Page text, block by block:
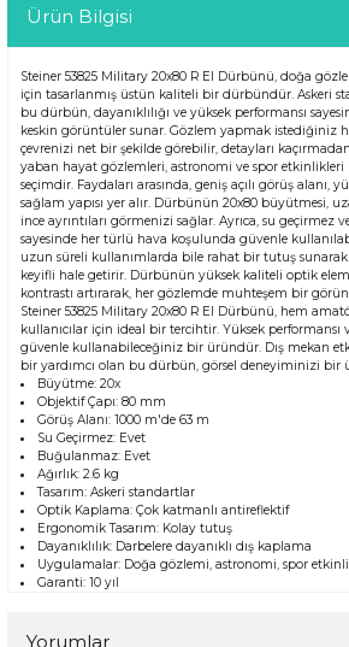
Ürün Bilgisi
Steiner 53825 Military 20x80 R El Dürbünü, doğa
için tasarlanmış üstün kaliteli bir dürbündür. Askeri
bu dürbün, dayanıklılığı ve yüksek performansı
keskin görüntüler sunar. Gözlem yapmak istediğiniz
çevrenizi net bir şekilde görebilir, detayları
yaban hayat gözlemleri, astronomi ve spor
seçimdir. Faydaları arasında, geniş açılı görüş alanı,
sağlam yapısı yer alır. Dürbünün 20x80 büyütmesi,
ince ayrıntıları görmenizi sağlar. Ayrıca, su
sayesinde her türlü hava koşulunda güvenle
uzun süreli kullanımlarda bile rahat bir tutuş
keyifli hale getirir. Dürbünün yüksek kaliteli optik
kontrastı artırarak, her gözlemde muhteşem bir
Steiner 53825 Military 20x80 R El Dürbünü, hem
kullanıcılar için ideal bir tercihtir. Yüksek performansı
güvenle kullanabileceğiniz bir üründür. Dış mekan
bir yardımcı olan bu dürbün, görsel deneyiminizi bir
Büyütme: 20x
Objektif Çapı: 80 mm
Görüş Alanı: 1000 m'de 63 m
Su Geçirmez: Evet
Buğulanmaz: Evet
Ağırlık: 2.6 kg
Tasarım: Askeri standartlar
Optik Kaplama: Çok katmanlı antireflektif
Ergonomik Tasarım: Kolay tutuş
Dayanıklılık: Darbelere dayanıklı dış kaplama
Uygulamalar: Doğa gözlemi, astronomi, spor
Garanti: 10 yıl
Yorumlar